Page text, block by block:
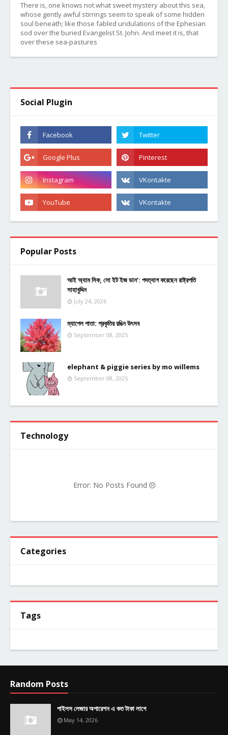
There is, one knows not what sweet mystery about this sea,
whose gently awful stirrings seem to speak of some hidden
soul beneath; like those fabled undulations of the Ephesian
sod over the buried Evangelist St. John. And meet it is, that
over these sea-pastures
Social Plugin
Popular Posts
আই অ্যাম সিক, সো ইট ইজ ডান’: পদত্যাগ করেছেন রাষ্ট্রপতি
সাহাবুদ্দিন
July 24, 2026
ম্যাপেল পাতা: প্রকৃতির রঙিন উৎসব
September 08, 2025
elephant & piggie series by mo willems
September 08, 2025
Technology
Error: No Posts Found
Categories
Tags
Random Posts
পাইলস লেজার অপারেশন এ কত টাকা লাগে
May 14, 2026